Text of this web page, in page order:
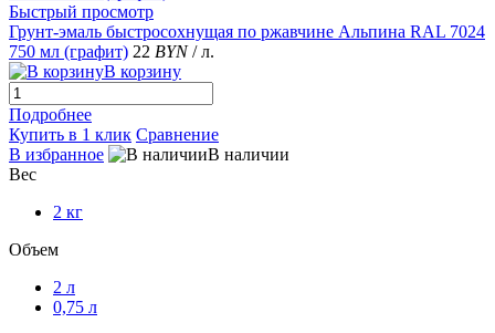
Быстрый просмотр
Грунт-эмаль быстросохнущая по ржавчине Альпина RAL 7024
750 мл (графит) 22 BYN / л.
В корзину
Подробнее
Купить в 1 клик Сравнение
В избранное
В наличии
Вес
2 кг
Объем
2 л
0,75 л